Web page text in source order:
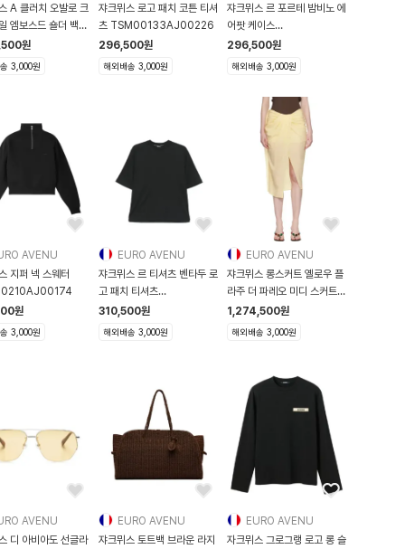
A 클러치 오발로 크
엠보스드 숄더 백
원
3,000원
쟈크뮈스 로고 패치 코튼 티셔
츠 TSM00133AJ00226
296,500원
해외배송 3,000원
쟈크뮈스 르 포르테 밤비노 에
어팟 케이스
233SL1173000990
296,500원
해외배송 3,000원
AVENU
지퍼 넥 스웨터
원
3,000원
EURO AVENU
쟈크뮈스 르 티셔츠 벤타두 로
고 패치 티셔츠
TSW00588AJ00254
310,500원
해외배송 3,000원
EURO AVENU
쟈크뮈스 롱스커트 옐로우 플
라주 더 파레오 미디 스커트
262
1,274,500원
해외배송 3,000원
AVENU
디 아비아도 선글라
EURO AVENU
쟈크뮈스 토트백 브라운 라지
EURO AVENU
자크뮈스 그로그랭 로고 롱 슬